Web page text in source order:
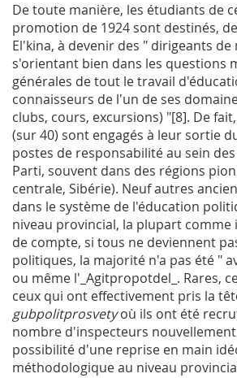
De toute manière, les étudiants de
promotion de 1924 sont destinés,
El'kina, à devenir des " dirigeants
s'orientant bien dans les questions
générales de tout le travail
connaisseurs de l'un de ses
clubs, cours, excursions) "[8]. De
(sur 40) sont engagés à leur sortie
postes de responsabilité au sein
Parti, souvent dans des régions
centrale, Sibérie). Neuf autres
dans le système de l'éducation
niveau provincial, la plupart comme
de compte, si tous ne deviennent
politiques, la majorité n'a pas été "
ou même l'_Agitpropotdel_. Rares,
ceux qui ont effectivement pris la
gubpolitprosvetyoù ils ont été
nombre d'inspecteurs
possibilité d'une reprise en main
méthodologique au niveau